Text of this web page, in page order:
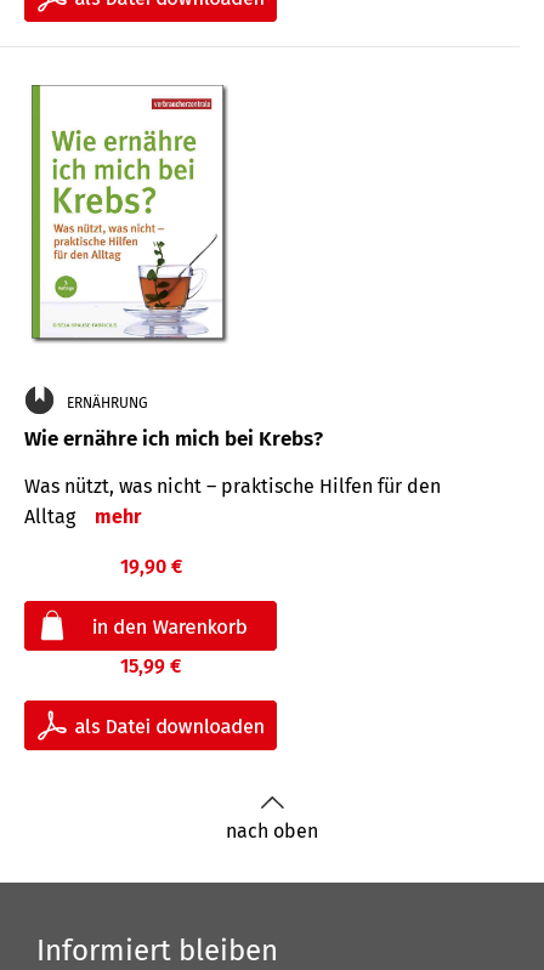
ERNÄHRUNG
Wie ernähre ich mich bei Krebs?
Was nützt, was nicht – praktische Hilfen für den
Alltag
mehr
19,90 €
15,99 €
nach oben
Informiert bleiben